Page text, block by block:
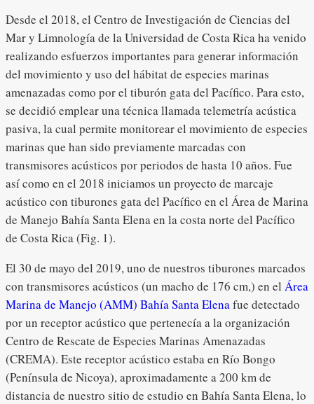
Desde el 2018, el Centro de Investigación de Ciencias del
Mar y Limnología de la Universidad de Costa Rica ha venido
realizando esfuerzos importantes para generar información
del movimiento y uso del hábitat de especies marinas
amenazadas como por el tiburón gata del Pacífico. Para esto,
se decidió emplear una técnica llamada telemetría acústica
pasiva, la cual permite monitorear el movimiento de especies
marinas que han sido previamente marcadas con
transmisores acústicos por periodos de hasta 10 años. Fue
así como en el 2018 iniciamos un proyecto de marcaje
acústico con tiburones gata del Pacífico en el Área de Marina
de Manejo Bahía Santa Elena en la costa norte del Pacífico
de Costa Rica (Fig. 1).
El 30 de mayo del 2019, uno de nuestros tiburones marcados
con transmisores acústicos (un macho de 176 cm,) en el Área
Marina de Manejo (AMM) Bahía Santa Elenafue detectado
por un receptor acústico que pertenecía a la organización
Centro de Rescate de Especies Marinas Amenazadas
(CREMA). Este receptor acústico estaba en Río Bongo
(Península de Nicoya), aproximadamente a 200 km de
distancia de nuestro sitio de estudio en Bahía Santa Elena, lo